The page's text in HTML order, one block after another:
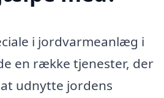
i jordvarmeanlæg i
en række tjenester, der
udnytte jordens